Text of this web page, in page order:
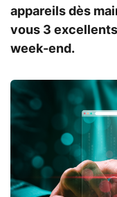
appareils dès
vous 3
week-end.